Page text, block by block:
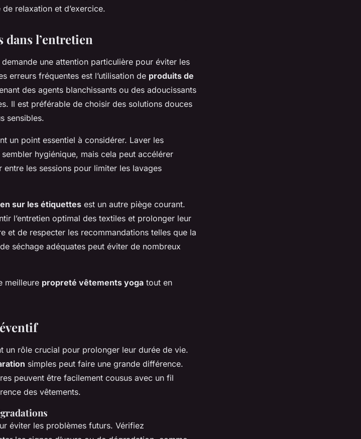
relaxation et d’exercice.
l’entretien
une attention particulière pour éviter les
erreurs fréquentes est l’utilisation de produits de
des agents blanchissants ou des adoucissants
Il est préférable de choisir des solutions douces
sensibles.
un point essentiel à considérer. Laver les
hygiénique, mais cela peut accélérer
entre les sessions pour limiter les lavages
sur les étiquettes est un autre piège courant.
l’entretien optimal des textiles et prolonger leur
et de respecter les recommandations telles que la
séchage adéquates peut éviter de nombreux
meilleure propreté vêtements yoga tout en
un rôle crucial pour prolonger leur durée de vie.
simples peut faire une grande différence.
peuvent être facilement cousus avec un fil
des vêtements.
éviter les problèmes futurs. Vérifiez